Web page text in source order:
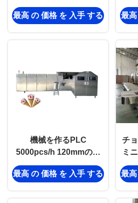
る
最高 の 価格 を 入手 する
最
機械を作るPLC
5000pcs/h 120mmのワ
ッフルの砂糖の円錐形
最高 の 価格 を 入手 する
チ
ミ
最